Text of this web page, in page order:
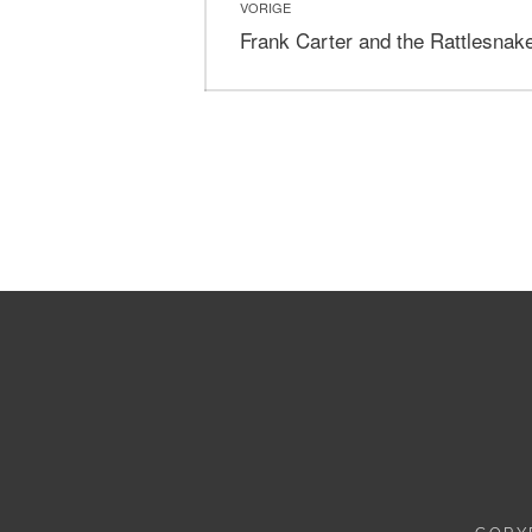
navigatie
VORIGE
Vorig
Frank Carter and the